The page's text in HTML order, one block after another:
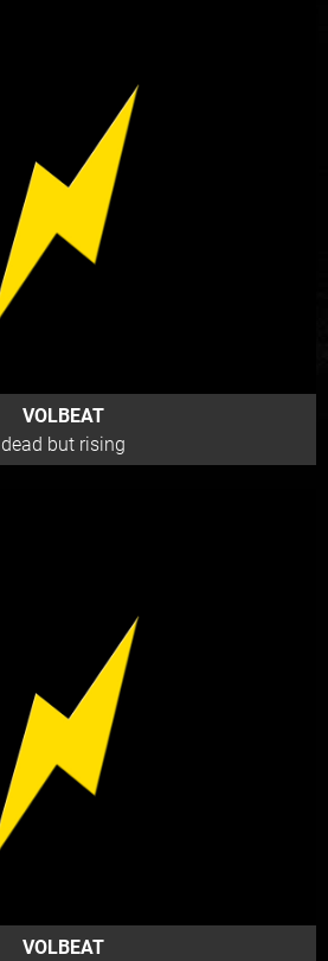
VOLBEAT
dead but rising
VOLBEAT